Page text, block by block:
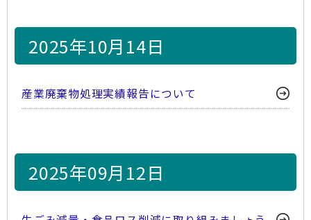
2025年10月14日
産業廃棄物処理実績報告について
2025年09月12日